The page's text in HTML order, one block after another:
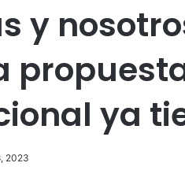
y
ya
2023